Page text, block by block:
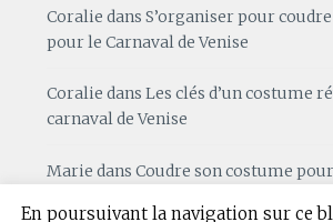
Coralie dansS’organiser pour
pour le Carnaval de Venise
Coralie dansLes clés d’un costume
carnaval de Venise
Marie dansCoudre son costume
En poursuivant la navigation sur ce